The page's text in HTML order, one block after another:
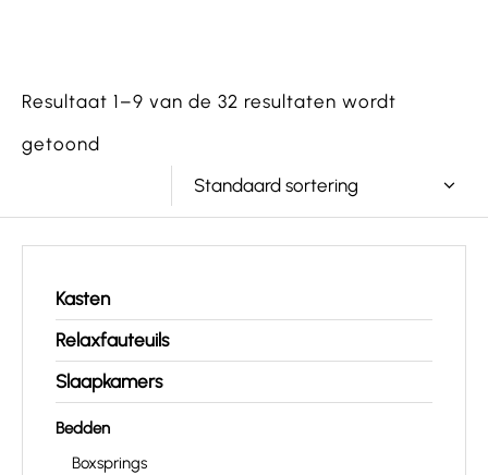
Resultaat 1–9 van de 32 resultaten wordt
getoond
Standaard sortering
Kasten
Relaxfauteuils
Slaapkamers
Bedden
Boxsprings